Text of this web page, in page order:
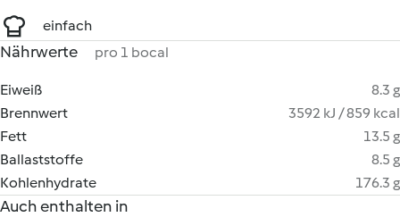
einfach
Nährwerte pro 1 bocal
Eiweiß
8.3 g
Brennwert
3592 kJ / 859 kcal
Fett
13.5 g
Ballaststoffe
8.5 g
Kohlenhydrate
176.3 g
Auch enthalten in